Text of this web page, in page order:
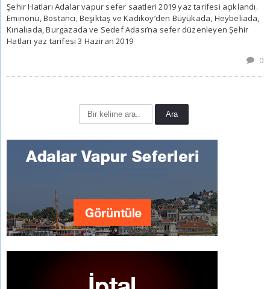
Şehir Hatları Adalar vapur sefer saatleri 2019 yaz tarifesi açıklandı.
Eminönü, Bostancı, Beşiktaş ve Kadıköy’den Büyükada, Heybeliada,
Kınalıada, Burgazada ve Sedef Adası’na sefer düzenleyen Şehir
Hatları yaz tarifesi 3 Haziran 2019
0